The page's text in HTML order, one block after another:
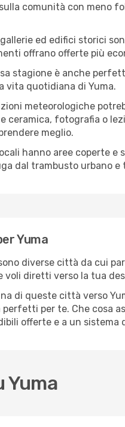
comunità con meno
ed edifici storici
offrano offerte più
stagione è anche
vita quotidiana di Yuma.
meteorologiche
ceramica, fotografia o
meglio.
hanno aree coperte
dal trambusto urbano
Yuma
diverse città da cui
voli diretti verso la tua
di queste città verso
per te. Che cosa
offerte e a un
Yuma